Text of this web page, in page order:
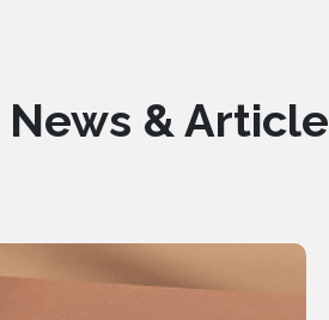
& Article